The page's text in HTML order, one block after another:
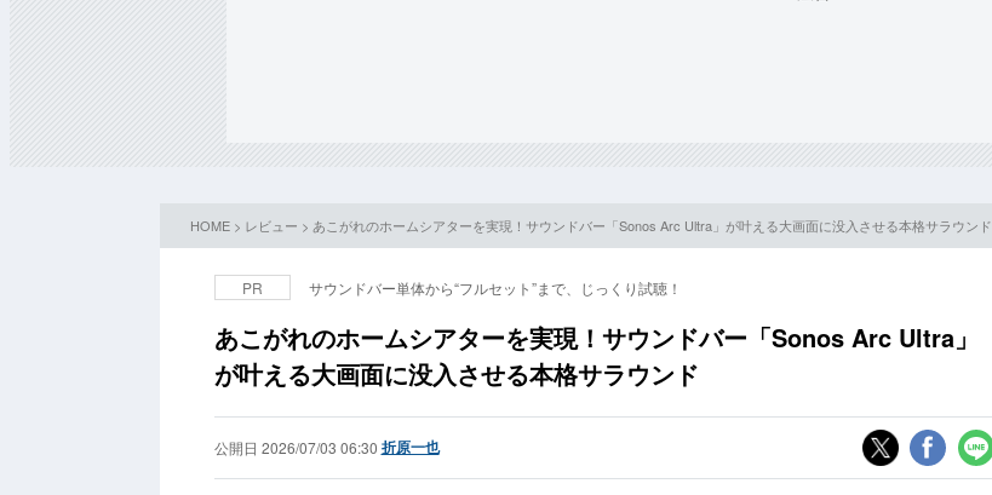
HOME > レビュー > あこがれのホームシアターを実現！サウンドバー「Sonos Arc Ultra」が叶える大画面に没入させる本格サラウンド
PR サウンドバー単体から“フルセット”まで、じっくり試聴！
あこがれのホームシアターを実現！サウンドバー「Sonos Arc Ultra」
が叶える大画面に没入させる本格サラウンド
公開日 2026/07/03 06:30 折原一也